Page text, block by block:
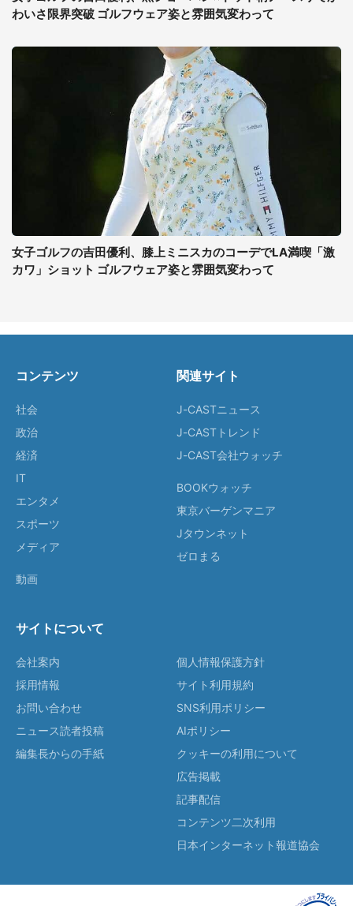
わいさ限界突破 ゴルフウェア姿と雰囲気変わって
女子ゴルフの吉田優利、膝上ミニスカのコーデでLA満喫「激
カワ」ショット ゴルフウェア姿と雰囲気変わって
コンテンツ
社会
政治
経済
IT
エンタメ
スポーツ
メディア
動画
関連サイト
J-CASTニュース
J-CASTトレンド
J-CAST会社ウォッチ
BOOKウォッチ
東京バーゲンマニア
Jタウンネット
ゼロまる
サイトについて
会社案内
採用情報
お問い合わせ
ニュース読者投稿
編集長からの手紙
個人情報保護方針
サイト利用規約
SNS利用ポリシー
AIポリシー
クッキーの利用について
広告掲載
記事配信
コンテンツ二次利用
日本インターネット報道協会